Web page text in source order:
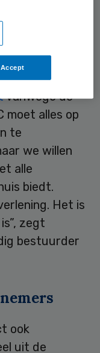
vanwege de
moet alles op
te
we willen
alle
biedt.
Het is
zegt
bestuurder
ook
uit de